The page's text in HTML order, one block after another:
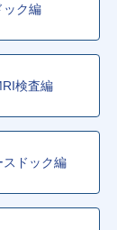
ック編
検査編
スドック編